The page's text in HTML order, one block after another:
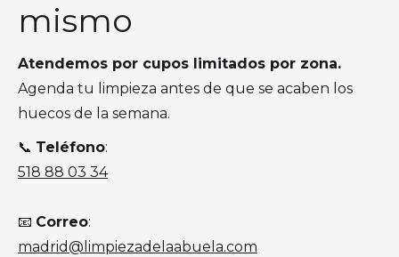
mismo
Atendemos por cupos limitados por zona.
Agenda tu limpieza antes de que se acaben los
huecos de la semana.
📞 Teléfono:
518 88 03 34
📧 Correo:
madrid@limpiezadelaabuela.com